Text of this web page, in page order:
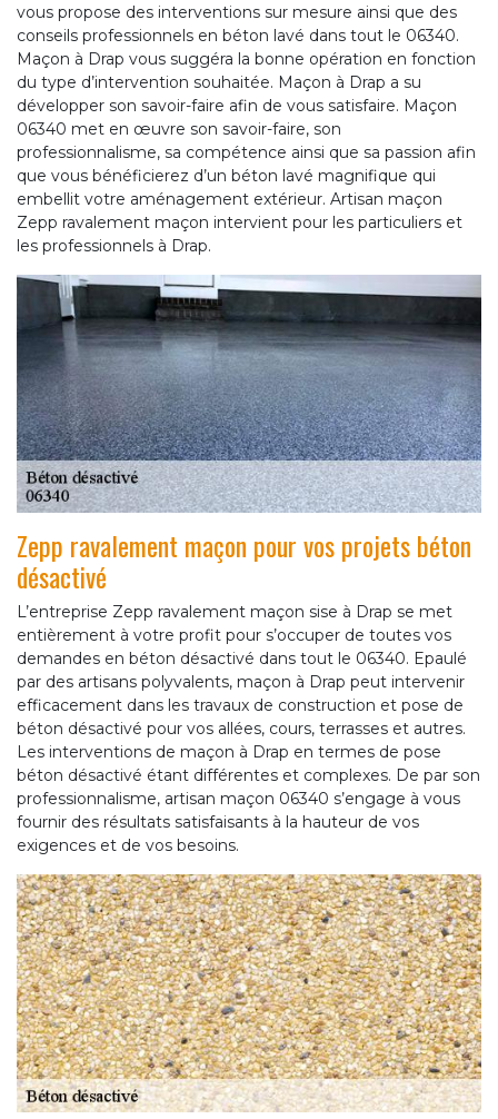
vous propose des interventions sur mesure ainsi que des
conseils professionnels en béton lavé dans tout le 06340.
Maçon à Drap vous suggéra la bonne opération en fonction
du type d’intervention souhaitée. Maçon à Drap a su
développer son savoir-faire afin de vous satisfaire. Maçon
06340 met en œuvre son savoir-faire, son
professionnalisme, sa compétence ainsi que sa passion afin
que vous bénéficierez d’un béton lavé magnifique qui
embellit votre aménagement extérieur. Artisan maçon
Zepp ravalement maçon intervient pour les particuliers et
les professionnels à Drap.
Zepp ravalement maçon pour vos projets béton
désactivé
L’entreprise Zepp ravalement maçon sise à Drap se met
entièrement à votre profit pour s’occuper de toutes vos
demandes en béton désactivé dans tout le 06340. Epaulé
par des artisans polyvalents, maçon à Drap peut intervenir
efficacement dans les travaux de construction et pose de
béton désactivé pour vos allées, cours, terrasses et autres.
Les interventions de maçon à Drap en termes de pose
béton désactivé étant différentes et complexes. De par son
professionnalisme, artisan maçon 06340 s’engage à vous
fournir des résultats satisfaisants à la hauteur de vos
exigences et de vos besoins.